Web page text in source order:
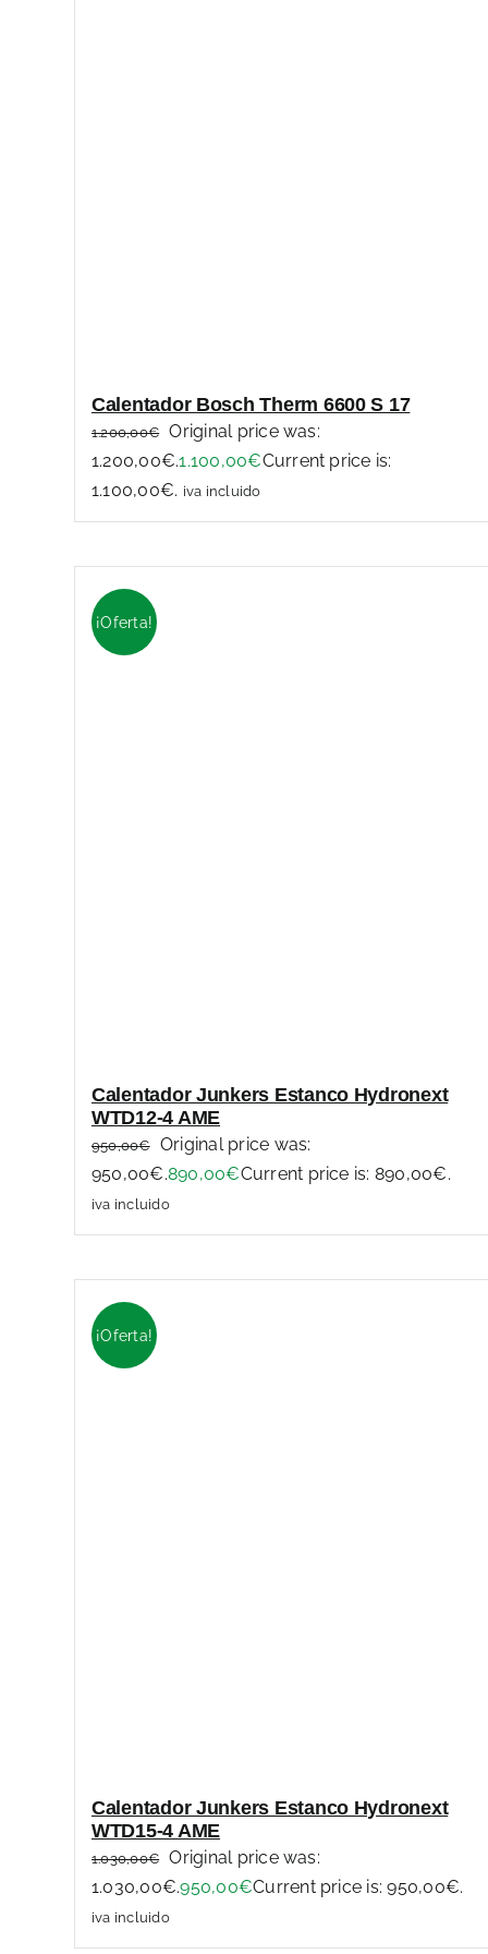
Calentador Bosch Therm 6600 S 17
1.200,00€
Original price was:
1.200,00€.1.100,00€Current price is:
1.100,00€. iva incluido
¡Oferta!
Calentador Junkers Estanco Hydronext
WTD12-4 AME
950,00€
Original price was:
950,00€.890,00€Current price is: 890,00€.
iva incluido
¡Oferta!
Calentador Junkers Estanco Hydronext
WTD15-4 AME
1.030,00€
Original price was:
1.030,00€.950,00€Current price is: 950,00€.
iva incluido